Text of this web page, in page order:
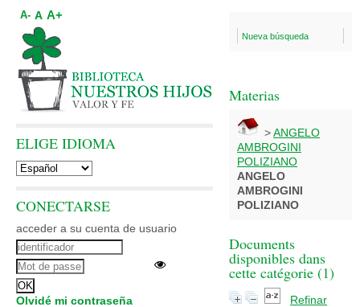
Nueva búsqueda
Materias
>ANGELO
AMBROGINI
POLIZIANO
ANGELO
AMBROGINI
POLIZIANO
Documents
disponibles dans
cette catégorie (1)
Refinar
A- A A+
ELIGE IDIOMA
CONECTARSE
acceder a su cuenta de usuario
Olvidé mi contraseña